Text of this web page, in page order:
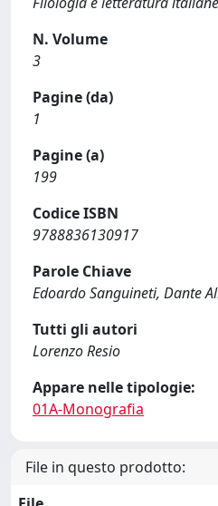
N. Volume
3
Pagine (da)
1
Pagine (a)
199
Codice ISBN
9788836130917
Parole Chiave
Edoardo Sanguineti, Dante
Tutti gli autori
Lorenzo Resio
Appare nelle tipologie:
01A-Monografia
File in questo prodotto: